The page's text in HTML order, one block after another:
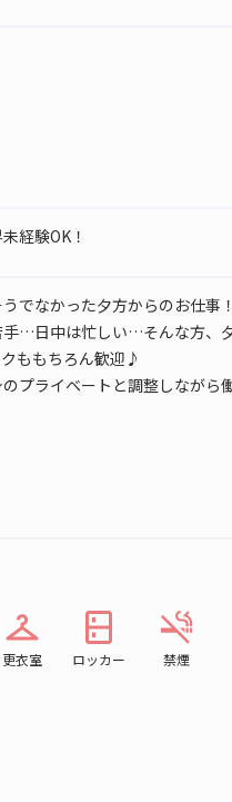
経験OK！
でなかった夕方からのお仕事！
…日中は忙しい…そんな方、
ももちろん歓迎♪
のプライベートと調整しながら
更衣室 ロッカー 禁煙